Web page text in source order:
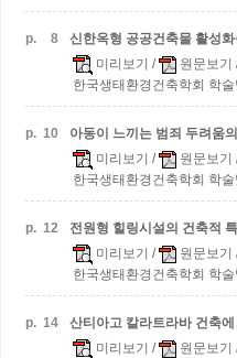
p. 8
신한옥형 공공건축물 활성
미리보기 / 원문보기
한국생태환경건축학회 학
p. 10 아동이 느끼는 범죄 두려움
미리보기 / 원문보기
한국생태환경건축학회 학
p. 12
전원형 힐링시설의 건축적
미리보기 / 원문보기
한국생태환경건축학회 학
p. 14
산티아고 칼라트라바 건축
미리보기 / 원문보기